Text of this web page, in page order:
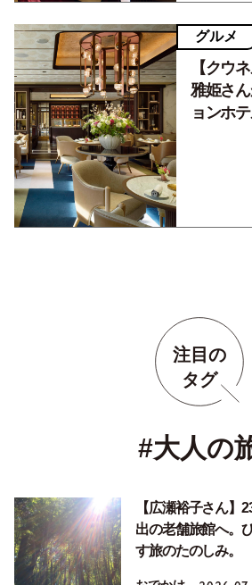
グルメ
【クウ
雅姫さ
ョンホ
注目の
タグ
#大人の
【広瀬裕子さん】
出の老舗旅館へ。
す旅のたのしみ。